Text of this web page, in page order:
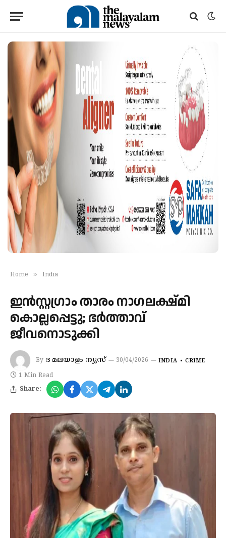
Home » India
ഇൻസ്റ്റഗ്രാം താരം നാഗലക്ഷ്മി
കൊല്ലപ്പെട്ടു; ഭർത്താവ്
ജീവനൊടുക്കി
By ദ മലയാളം ന്യൂസ് 30/04/2026 INDIA CRIME
1 Min Read
Share: